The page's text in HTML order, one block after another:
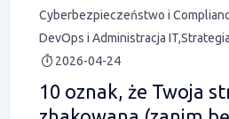
Cyberbezpieczeństwo i
DevOps i Administracja IT
2026-04-24
10 oznak, że Twoja